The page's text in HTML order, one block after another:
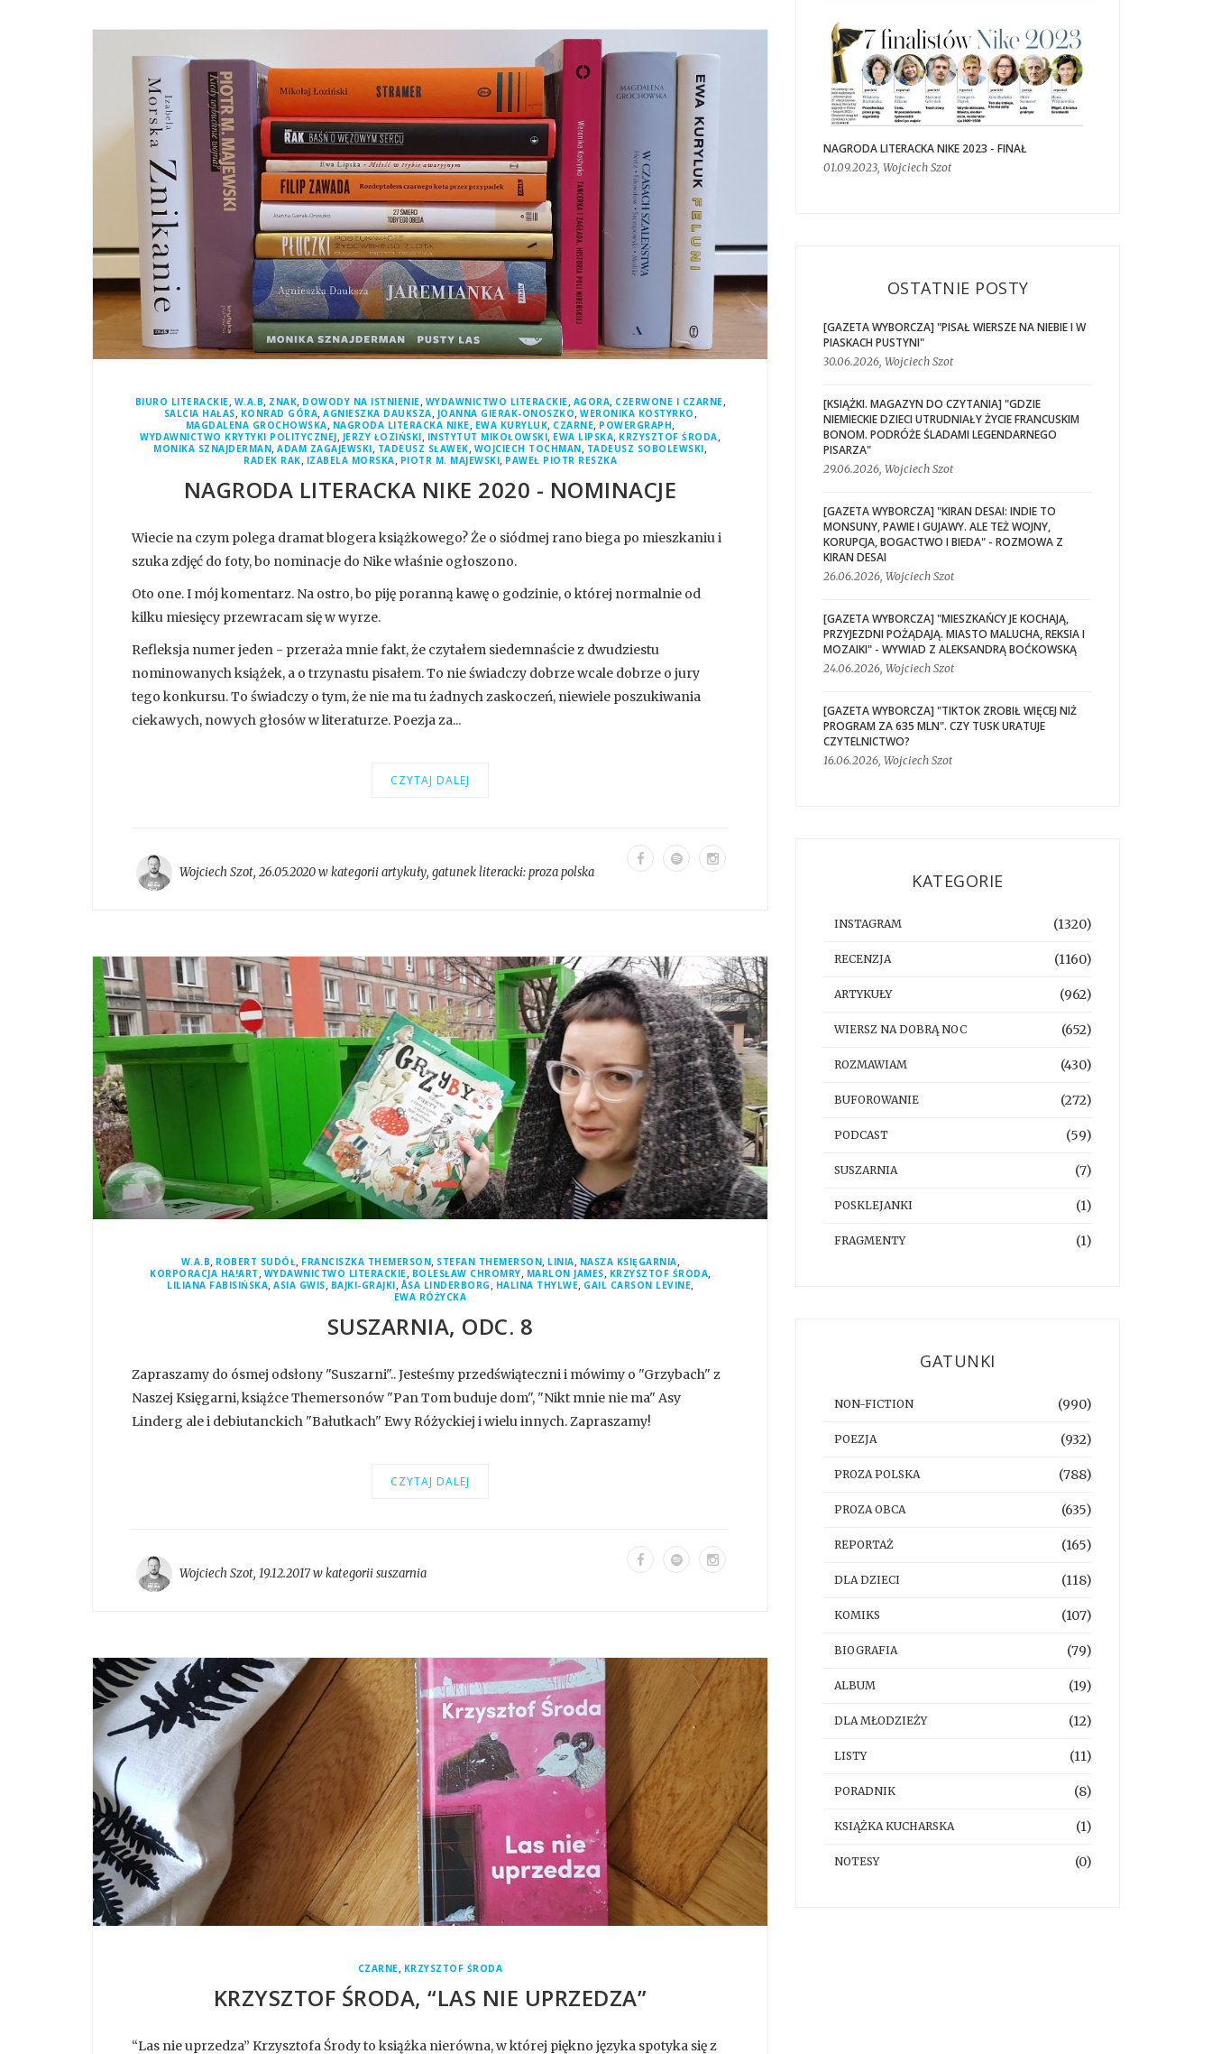
BIURO LITERACKIE, W.A.B, ZNAK, DOWODY NA ISTNIENIE, WYDAWNICTWO LITERACKIE, AGORA, CZERWONE I CZARNE,
SALCIA HAŁAS, KONRAD GÓRA, AGNIESZKA DAUKSZA, JOANNA GIERAK-ONOSZKO, WERONIKA KOSTYRKO ,
MAGDALENA GROCHOWSKA, NAGRODA LITERACKA NIKE, EWA KURYLUK, CZARNE, POWERGRAPH,
WYDAWNICTWO KRYTYKI POLITYCZNEJ, JERZY ŁOZIŃSKI, INSTYTUT MIKOŁOWSKI, EWA LIPSKA, KRZYSZTOF ŚRODA,
MONIKA SZNAJDERMAN,ADAM ZAGAJEWSKI, TADEUSZ SŁAWEK, WOJCIECH TOCHMAN, TADEUSZ SOBOLEWSKI,
RADEK RAK, IZABELA MORSKA, PIOTR M. MAJEWSKI, PAWEŁ PIOTR RESZKA
NAGRODA LITERACKA NIKE 2020 - NOMINACJE
Wiecie na czym polega dramat blogera książkowego? Że o siódmej rano biega po mieszkaniu i
szuka zdjęć do foty, bo nominacje do Nike właśnie ogłoszono.
Oto one. I mój komentarz. Na ostro, bo piję poranną kawę o godzinie, o której normalnie od
kilku miesięcy przewracam się w wyrze.
Refleksja numer jeden - przeraża mnie fakt, że czytałem siedemnaście z dwudziestu
nominowanych książek, a o trzynastu pisałem. To nie świadczy dobrze wcale dobrze o jury
tego konkursu. To świadczy o tym, że nie ma tu żadnych zaskoczeń, niewiele poszukiwania
ciekawych, nowych głosów w literaturze. Poezja za...
CZYTAJ DALEJ
Wojciech Szot, 26.05.2020 w kategoriiartykuły, gatunek literacki:proza polska
W.A.B, ROBERT SUDÓŁ, FRANCISZKA THEMERSON, STEFAN THEMERSON, LINIA, NASZA KSIĘGARNIA,
KORPORACJA HA!ART , WYDAWNICTWO LITERACKIE, BOLESŁAW CHROMRY, MARLON JAMES, KRZYSZTOF ŚRODA,
LILIANA FABISIŃSKA, ASIA GWIS, BAJKI-GRAJKI, ÅSA LINDERBORG , HALINA THYLWE, GAIL CARSON LEVINE,
EWA RÓŻYCKA
SUSZARNIA, ODC. 8
Zapraszamy do ósmej odsłony "Suszarni".. Jesteśmy przedświąteczni i mówimy o "Grzybach" z
Naszej Księgarni, książce Themersonów "Pan Tom buduje dom", "Nikt mnie nie ma" Asy
Linderg ale i debiutanckich "Bałutkach" Ewy Różyckiej i wielu innych. Zapraszamy!
CZYTAJ DALEJ
Wojciech Szot, 19.12.2017 w kategoriisuszarnia
CZARNE, KRZYSZTOF ŚRODA
KRZYSZTOF ŚRODA, “LAS NIE UPRZEDZA”
“Las nie uprzedza” Krzysztofa Środy to książka nierówna, w której piękno języka spotyka się z
NAGRODA LITERACKA NIKE 2023 - FINAŁ
01.09.2023, Wojciech Szot
OSTATNIE POSTY
[GAZETA WYBORCZA] "PISAŁ WIERSZE NA NIEBIE I W
PIASKACH PUSTYNI"
30.06.2026, Wojciech Szot
[KSIĄŻKI. MAGAZYN DO CZYTANIA] "GDZIE
NIEMIECKIE DZIECI UTRUDNIAŁY ŻYCIE FRANCUSKIM
BONOM. PODRÓŻE ŚLADAMI LEGENDARNEGO
PISARZA"
29.06.2026, Wojciech Szot
[GAZETA WYBORCZA] "KIRAN DESAI: INDIE TO
MONSUNY, PAWIE I GUJAWY. ALE TEŻ WOJNY,
KORUPCJA, BOGACTWO I BIEDA" - ROZMOWA Z
KIRAN DESAI
26.06.2026, Wojciech Szot
[GAZETA WYBORCZA] "MIESZKAŃCY JE KOCHAJĄ,
PRZYJEZDNI POŻĄDAJĄ. MIASTO MALUCHA, REKSIA I
MOZAIKI" - WYWIAD Z ALEKSANDRĄ BOĆKOWSKĄ
24.06.2026, Wojciech Szot
[GAZETA WYBORCZA] "TIKTOK ZROBIŁ WIĘCEJ NIŻ
PROGRAM ZA 635 MLN". CZY TUSK URATUJE
CZYTELNICTWO?
16.06.2026, Wojciech Szot
KATEGORIE
INSTAGRAM (1320)
RECENZJA (1160)
ARTYKUŁY (962)
WIERSZ NA DOBRĄ NOC (652)
ROZMAWIAM (430)
BUFOROWANIE (272)
PODCAST (59)
SUSZARNIA (7)
POSKLEJANKI (1)
FRAGMENTY (1)
GATUNKI
NON-FICTION (990)
POEZJA (932)
PROZA POLSKA (788)
PROZA OBCA (635)
REPORTAŻ (165)
DLA DZIECI (118)
KOMIKS (107)
BIOGRAFIA (79)
ALBUM (19)
DLA MŁODZIEŻY (12)
LISTY (11)
PORADNIK (8)
KSIĄŻKA KUCHARSKA (1)
NOTESY (0)